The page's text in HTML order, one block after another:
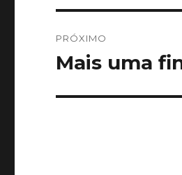
PRÓXIMO
Próximo
Mais uma